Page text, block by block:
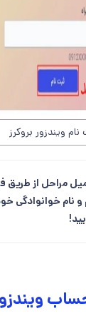
ویندزور بروکرز
مراحل از طریق
و نام خوانوادگی